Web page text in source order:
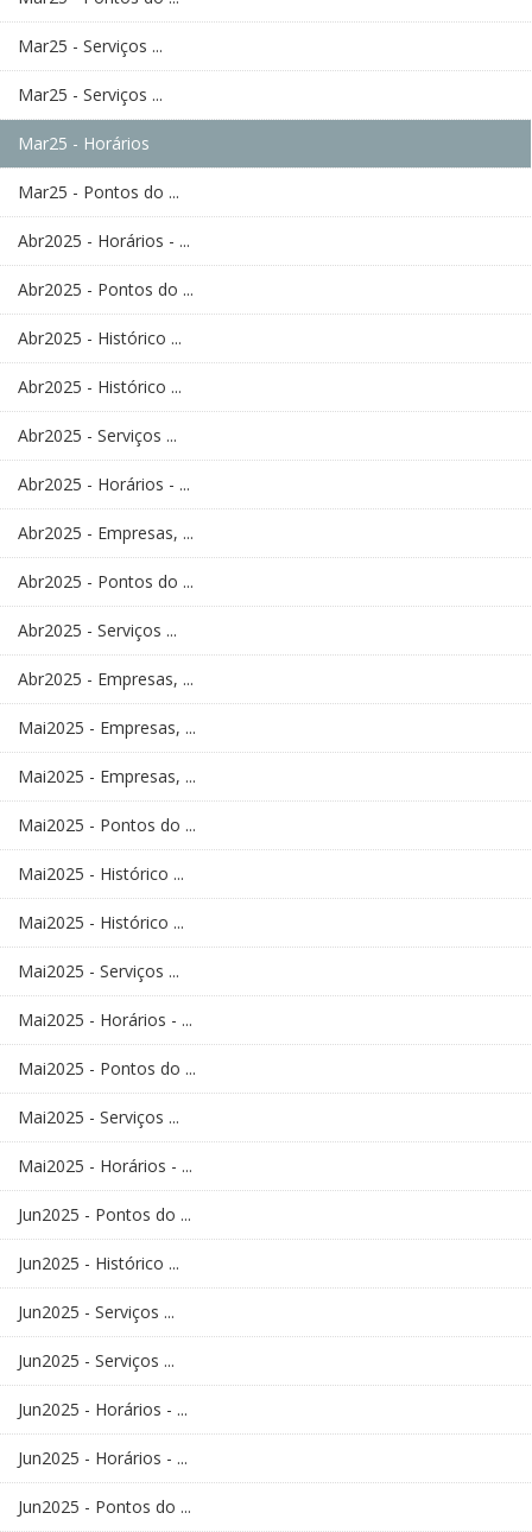
Mar25 - Serviços ...
Mar25 - Serviços ...
Mar25 - Horários
Mar25 - Pontos do ...
Abr2025 - Horários - ...
Abr2025 - Pontos do ...
Abr2025 - Histórico ...
Abr2025 - Histórico ...
Abr2025 - Serviços ...
Abr2025 - Horários - ...
Abr2025 - Empresas, ...
Abr2025 - Pontos do ...
Abr2025 - Serviços ...
Abr2025 - Empresas, ...
Mai2025 - Empresas, ...
Mai2025 - Empresas, ...
Mai2025 - Pontos do ...
Mai2025 - Histórico ...
Mai2025 - Histórico ...
Mai2025 - Serviços ...
Mai2025 - Horários - ...
Mai2025 - Pontos do ...
Mai2025 - Serviços ...
Mai2025 - Horários - ...
Jun2025 - Pontos do ...
Jun2025 - Histórico ...
Jun2025 - Serviços ...
Jun2025 - Serviços ...
Jun2025 - Horários - ...
Jun2025 - Horários - ...
Jun2025 - Pontos do ...